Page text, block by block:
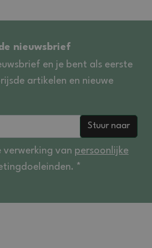
nieuwsbrief
en je bent als eerste
artikelen en nieuwe
Stuur naar
verwerking van persoonlijke
*